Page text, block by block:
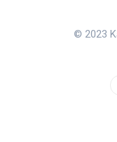
© 2023